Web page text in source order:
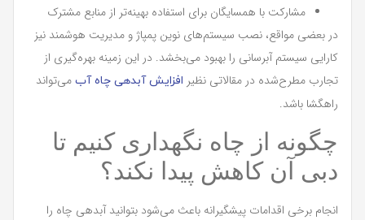
مشارکت با همسایگان برای استفاده بهینه‌تر از منابع مشترک
در بعضی مواقع، نصب سیستم‌های نوین پمپاژ و مدیریت هوشمند نیز
کارایی سیستم آبرسانی را بهبود می‌بخشد. در این زمینه بهره‌گیری از
تجارب مطرح‌شده در مقالاتی نظیر افزایش آبدهی چاه آب می‌تواند
راهگشا باشد.
چگونه از چاه نگهداری کنیم تا
دبی آن کاهش پیدا نکند؟
انجام برخی اقدامات پیشگیرانه باعث می‌شود بتوانید آبدهی چاه را